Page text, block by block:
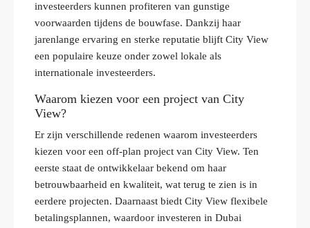
investeerders kunnen profiteren van gunstige
voorwaarden tijdens de bouwfase. Dankzij haar
jarenlange ervaring en sterke reputatie blijft City View
een populaire keuze onder zowel lokale als
internationale investeerders.
Waarom kiezen voor een project van City
View?
Er zijn verschillende redenen waarom investeerders
kiezen voor een off-plan project van City View. Ten
eerste staat de ontwikkelaar bekend om haar
betrouwbaarheid en kwaliteit, wat terug te zien is in
eerdere projecten. Daarnaast biedt City View flexibele
betalingsplannen, waardoor investeren in Dubai